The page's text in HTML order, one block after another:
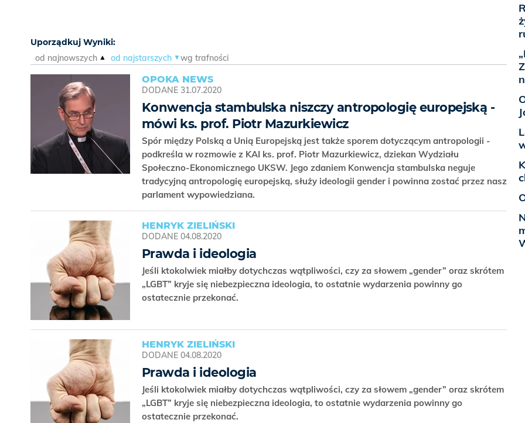
Uporządkuj Wyniki:
od najnowszych
od najstarszych wg trafności
OPOKA NEWS
DODANE 31.07.2020
Konwencja stambulska niszczy antropologię europejską -
mówi ks. prof. Piotr Mazurkiewicz
Spór między Polską a Unią Europejską jest także sporem dotyczącym antropologii -
podkreśla w rozmowie z KAI ks. prof. Piotr Mazurkiewicz, dziekan Wydziału
Społeczno-Ekonomicznego UKSW. Jego zdaniem Konwencja stambulska neguje
tradycyjną antropologię europejską, służy ideologii gender i powinna zostać przez nasz
parlament wypowiedziana.
HENRYK ZIELIŃSKI
DODANE 04.08.2020
Prawda i ideologia
Jeśli ktokolwiek miałby dotychczas wątpliwości, czy za słowem „gender” oraz skrótem
„LGBT” kryje się niebezpieczna ideologia, to ostatnie wydarzenia powinny go
ostatecznie przekonać.
HENRYK ZIELIŃSKI
DODANE 04.08.2020
Prawda i ideologia
Jeśli ktokolwiek miałby dotychczas wątpliwości, czy za słowem „gender” oraz skrótem
„LGBT” kryje się niebezpieczna ideologia, to ostatnie wydarzenia powinny go
ostatecznie przekonać.